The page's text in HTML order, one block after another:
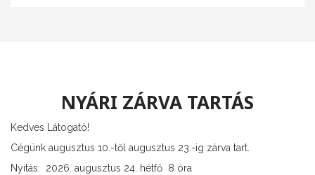
NYÁRI ZÁRVA TARTÁS
Kedves Látogató!
Cégünk augusztus 10.-től augusztus 23.-ig zárva tart.
Nyitás: 2026. augusztus 24. hétfő 8 óra